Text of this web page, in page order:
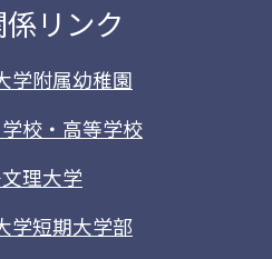
リンク
学附属幼稚園
校・高等学校
理大学
学短期大学部